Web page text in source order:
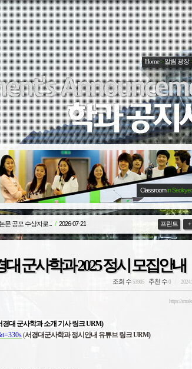
Home>알림 광장
Classroomin
공모 수상자로... / 2026-07-21 +
프린트
군사학과 2025 정시 모집안내
조회 수 53905 추천 수0
https://
경대 군사학과 소개 기사 링크 URM)
(서경대군사학과 정시안내 유튜브 링크 URM)